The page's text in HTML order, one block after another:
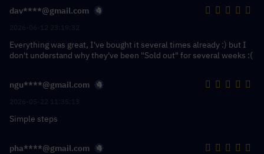
dav****@gmail.com
Everything was great, I've bought it several times already :) but I
don't understand why they've been "Sold out" for several weeks :(
ngu****@gmail.com
Simple steps
pha****@gmail.com